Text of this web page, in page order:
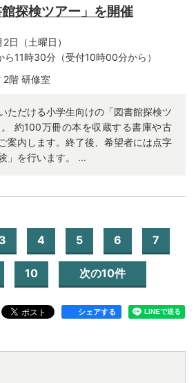
館探検ツアー」を開催
日（土曜日）
ら11時30分（受付10時00分から）
2階 研修室
ただける小学生向けの「図書館探検ツ
約100万冊の本を収蔵する書庫や古
案内します。終了後、希望者には点字
」を行います。 ...
3 4 5 6 7
10 次の10件
シェアする